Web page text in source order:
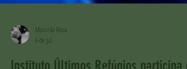
Marcella Rosa